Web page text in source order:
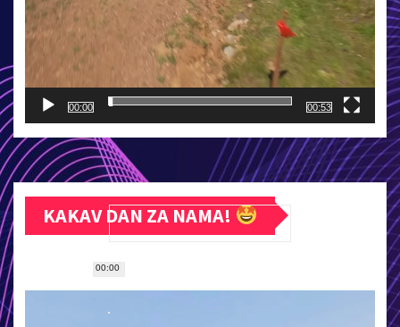
00:00
00:00
00:53
KAKAV DAN ZA NAMA!
Прегледач